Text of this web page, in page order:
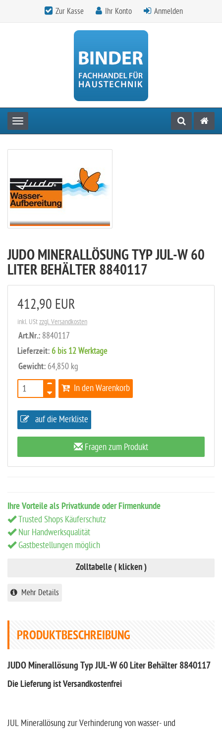
Zur Kasse Ihr Konto Anmelden
Toggle navigation
JUDO MINERALLÖSUNG TYP JUL-W 60
LITER BEHÄLTER 8840117
412,90 EUR
inkl. UStzzgl. Versandkosten
Art.Nr.: 8840117
Lieferzeit: 6 bis 12 Werktage
Gewicht: 64,850 kg
In den Warenkorb
auf die Merkliste
Fragen zum Produkt
Ihre Vorteile als Privatkunde oder Firmenkunde
Trusted Shops Käuferschutz
Nur Handwerksqualität
Gastbestellungen möglich
Zolltabelle ( klicken )
Mehr Details
PRODUKTBESCHREIBUNG
JUDO Minerallösung Typ JUL-W 60 Liter Behälter 8840117
Die Lieferung ist Versandkostenfrei
JUL Minerallösung zur Verhinderung von wasser- und